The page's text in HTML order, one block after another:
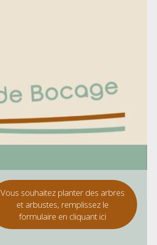
Vous souhaitez planter des arbres
et arbustes, remplissez le
formulaire en cliquant ici